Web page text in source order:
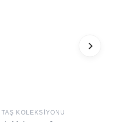
KOLEKSIYONU